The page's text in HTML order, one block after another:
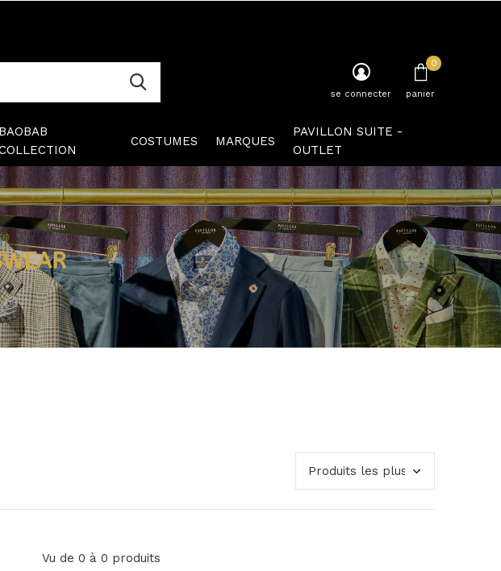
BAOBAB
COSTUMES MARQUES
PAVILLON SUITE -
OUTLET
se connecter panier
0
Vu de 0 à 0 produits